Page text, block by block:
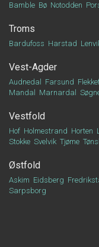
Bamble Bø Notodden
Troms
Bardufoss Harstad
Vest-Agder
Audnedal Farsund
Mandal
Marnardal
Vestfold
Hof Holmestrand Horten
Stokke Svelvik Tjøme
Østfold
Askim Eidsberg
Sarpsborg